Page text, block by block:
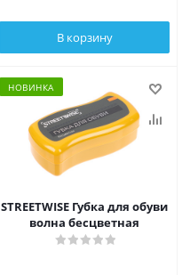
В корзину
НОВИНКА
STREETWISE Губка для обуви
волна бесцветная